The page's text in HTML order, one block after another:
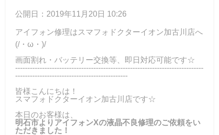
公開日：2019年11月20日 10:26
アイフォン修理はスマフォドクターイオン加古川店へ
(/・ω・)/
画面割れ・バッテリー交換等、即日対応可能です☆
-----------------------------------------------------------------------------
----------------------------------------------
皆様こんにちは！
スマフォドクターイオン加古川店です☆
本日のお客様は、
明石市よりアイフォンXの液晶不良修理のご依頼をい
ただきました！